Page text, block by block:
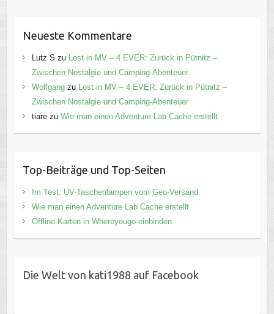
Neueste Kommentare
Lutz S zu
Lost in MV – 4 EVER: Zurück in Pütnitz –
Zwischen Nostalgie und Camping-Abenteuer
Wolfgangzu
Lost in MV – 4 EVER: Zurück in Pütnitz –
Zwischen Nostalgie und Camping-Abenteuer
tiarezu Wie man einen Adventure Lab Cache erstellt
Top-Beiträge und Top-Seiten
Im Test: UV-Taschenlampen vom Geo-Versand
Wie man einen Adventure Lab Cache erstellt
Offline-Karten in Whereyougo einbinden
Die Welt von kati1988 auf Facebook